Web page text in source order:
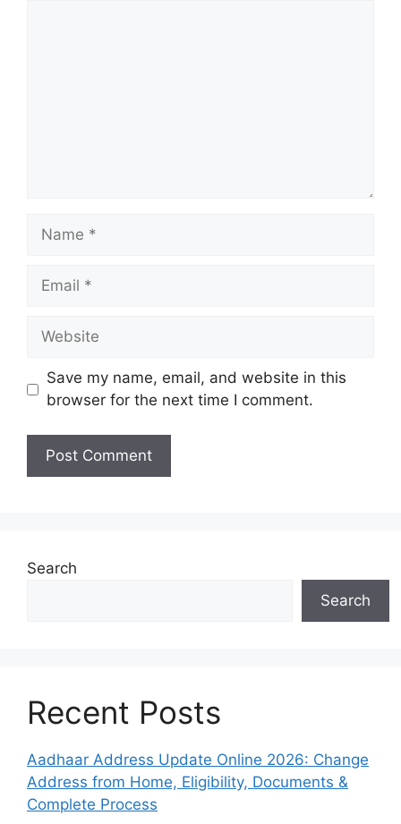
Name
Email
Website
Save my name, email, and website in this
browser for the next time I comment.
Search
Search
Recent Posts
Aadhaar Address Update Online 2026: Change
Address from Home, Eligibility, Documents &
Complete Process